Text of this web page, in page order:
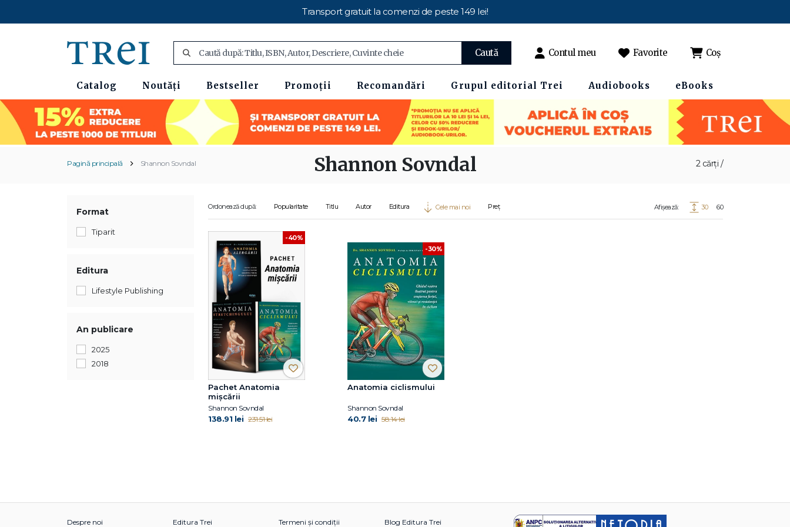
Transport gratuit la comenzi de peste 149 lei!
Caută Contul meu Favorite Coș
Catalog Noutăți Bestseller Promoții Recomandări Grupul editorial Trei Audiobooks eBooks
Pagină principală Shannon Sovndal 2 cărți /
Shannon Sovndal
Format
Tiparit
Editura
Lifestyle Publishing
An publicare
2025
2018
Ordonează după: Popularitate Titlu Autor Editura Cele mai noi Preț Afișează: 30 60
-40%
Pachet Anatomia
mișcării
Shannon Sovndal
138.91 lei 231.51 lei
-30%
Anatomia ciclismului
Shannon Sovndal
40.7 lei 58.14 lei
Despre noi Editura Trei Termeni și condiții Blog Editura Trei